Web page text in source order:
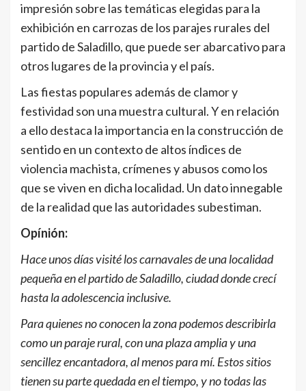
impresión sobre las temáticas elegidas para la
exhibición en carrozas de los parajes rurales del
partido de Saladillo, que puede ser abarcativo para
otros lugares de la provincia y el país.
Las fiestas populares además de clamor y
festividad son una muestra cultural. Y en relación
a ello destaca la importancia en la construcción de
sentido en un contexto de altos índices de
violencia machista, crímenes y abusos como los
que se viven en dicha localidad. Un dato innegable
de la realidad que las autoridades subestiman.
Opínión:
Hace unos días visité los carnavales de una localidad
pequeña en el partido de Saladillo, ciudad donde crecí
hasta la adolescencia inclusive.
Para quienes no conocen la zona podemos describirla
como un paraje rural, con una plaza amplia y una
sencillez encantadora, al menos para mí. Estos sitios
tienen su parte quedada en el tiempo, y no todas las